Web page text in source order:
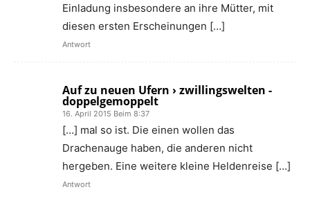
Einladung insbesondere an ihre Mütter, mit
diesen ersten Erscheinungen […]
Antwort
Auf zu neuen Ufern › zwillingswelten -
doppelgemoppelt
16. April 2015 Beim 8:37
[…] mal so ist. Die einen wollen das
Drachenauge haben, die anderen nicht
hergeben. Eine weitere kleine Heldenreise […]
Antwort